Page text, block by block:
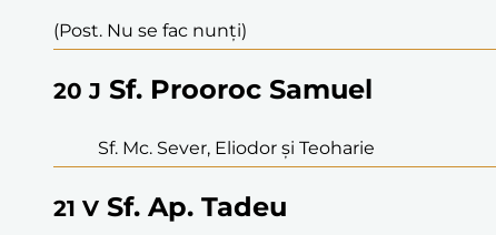
(Post. Nu se fac nunți)
20 J Sf. Prooroc Samuel
Sf. Mc. Sever, Eliodor și Teoharie
21 V Sf. Ap. Tadeu